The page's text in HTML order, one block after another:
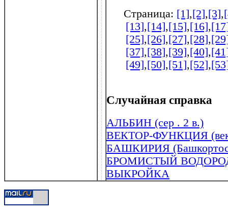
Страница: [1],[2],[3],
[13],[14],[15],[16],
[25],[26],[27],[28],
[37],[38],[39],[40],
[49],[50],[51],[52],
Случайная справка
АЛЬБИН (сер . 2 в.)
ВЕКТОР-ФУНКЦИЯ
БАШКИРИЯ
БРОМИСТЫЙ
ВЫКРОЙКА